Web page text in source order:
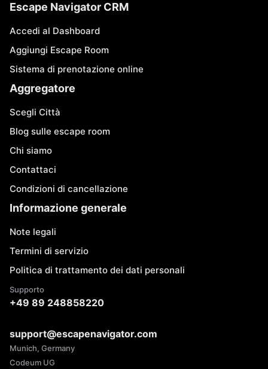
Escape Navigator CRM
Accedi al Dashboard
Aggiungi Escape Room
Sistema di prenotazione online
Aggregatore
Scegli Città
Blog sulle escape room
Chi siamo
Contattaci
Condizioni di cancellazione
Informazione generale
Note legali
Termini di servizio
Politica di trattamento dei dati personali
Supporto
+49 89 248858220
support@escapenavigator.com
Munich, Germany
Codeum UG